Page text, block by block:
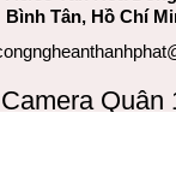
Bình Tân, Hồ Chí
Camera Quân